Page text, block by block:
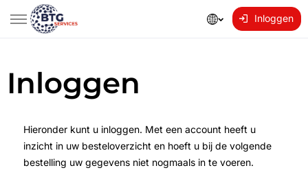
Inloggen
Inloggen
Hieronder kunt u inloggen. Met een account heeft u
inzicht in uw besteloverzicht en hoeft u bij de volgende
bestelling uw gegevens niet nogmaals in te voeren.